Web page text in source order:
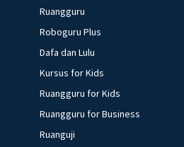
Ruangguru
Roboguru Plus
Dafa dan Lulu
Kursus for Kids
Ruangguru for Kids
Ruangguru for Business
Ruanguji